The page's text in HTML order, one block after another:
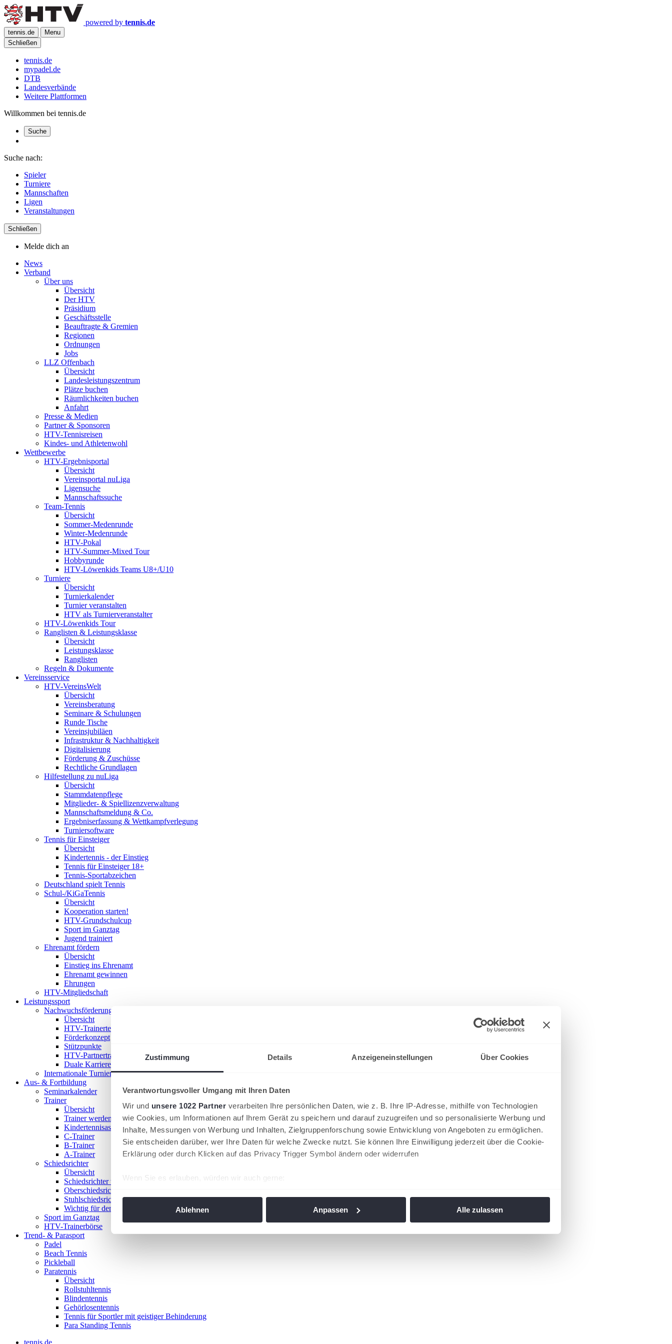
Zustimmung Details Anzeigeneinstellungen Über Cookies
Verantwortungsvoller Umgang mit Ihren Daten
Wir und unsere 1022 Partner verarbeiten Ihre persönlichen Daten, wie z. B. Ihre IP-Adresse, mithilfe von Technologien
wie Cookies, um Informationen auf Ihrem Gerät zu speichern und darauf zuzugreifen und so personalisierte Werbung und
Inhalte, Messungen von Werbung und Inhalten, Zielgruppenforschung sowie Entwicklung von Angeboten zu ermöglichen.
Sie entscheiden darüber, wer Ihre Daten für welche Zwecke nutzt. Sie können Ihre Einwilligung jederzeit über die Cookie-
Erklärung oder durch Klicken auf das Privacy Trigger Symbol ändern oder widerrufen
Wenn Sie es erlauben, würden wir auch gerne:
angepasst werden.
Ablehnen Anpassen Alle zulassen
powered by tennis.de
tennis.de
Menu
Schließen
tennis.de
mypadel.de
DTB
Landesverbände
Weitere Plattformen
Willkommen bei tennis.de
Suche
Suche nach:
Spieler
Turniere
Mannschaften
Ligen
Veranstaltungen
Schließen
Melde dich an
News
Verband
Über uns
Übersicht
Der HTV
Präsidium
Geschäftsstelle
Beauftragte & Gremien
Regionen
Ordnungen
Jobs
LLZ Offenbach
Übersicht
Landesleistungszentrum
Plätze buchen
Räumlichkeiten buchen
Anfahrt
Presse & Medien
Partner & Sponsoren
HTV-Tennisreisen
Kindes- und Athletenwohl
Wettbewerbe
HTV-Ergebnisportal
Übersicht
Vereinsportal nuLiga
Ligensuche
Mannschaftssuche
Team-Tennis
Übersicht
Sommer-Medenrunde
Winter-Medenrunde
HTV-Pokal
HTV-Summer-Mixed Tour
Hobbyrunde
HTV-Löwenkids Teams U8+/U10
Turniere
Übersicht
Turnierkalender
Turnier veranstalten
HTV als Turnierveranstalter
HTV-Löwenkids Tour
Ranglisten & Leistungsklasse
Übersicht
Leistungsklasse
Ranglisten
Regeln & Dokumente
Vereinsservice
HTV-VereinsWelt
Übersicht
Vereinsberatung
Seminare & Schulungen
Runde Tische
Vereinsjubiläen
Infrastruktur & Nachhaltigkeit
Digitalisierung
Förderung & Zuschüsse
Rechtliche Grundlagen
Hilfestellung zu nuLiga
Übersicht
Stammdatenpflege
Mitglieder- & Spiellizenzverwaltung
Mannschaftsmeldung & Co.
Ergebniserfassung & Wettkampfverlegung
Turniersoftware
Tennis für Einsteiger
Übersicht
Kindertennis - der Einstieg
Tennis für Einsteiger 18+
Tennis-Sportabzeichen
Deutschland spielt Tennis
Schul-/KiGaTennis
Übersicht
Kooperation starten!
HTV-Grundschulcup
Sport im Ganztag
Jugend trainiert
Ehrenamt fördern
Übersicht
Einstieg ins Ehrenamt
Ehrenamt gewinnen
Ehrungen
HTV-Mitgliedschaft
Leistungssport
Nachwuchsförderung im HTV
Übersicht
HTV-Trainerteam
Förderkonzept
Stützpunkte
HTV-Partnertrainer
Duale Karriere
Internationale Turniere
Aus- & Fortbildung
Seminarkalender
Trainer
Übersicht
Trainer werden!
Kindertennisassistent
C-Trainer
B-Trainer
A-Trainer
Schiedsrichter
Übersicht
Schiedsrichter werden!
Oberschiedsrichter
Stuhlschiedsrichter
Wichtig für den Spieltag
Sport im Ganztag
HTV-Trainerbörse
Trend- & Parasport
Padel
Beach Tennis
Pickleball
Paratennis
Übersicht
Rollstuhltennis
Blindentennis
Gehörlosentennis
Tennis für Sportler mit geistiger Behinderung
Para Standing Tennis
tennis.de